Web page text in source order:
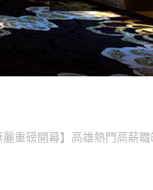
麗重磅開幕】高雄熱門高薪